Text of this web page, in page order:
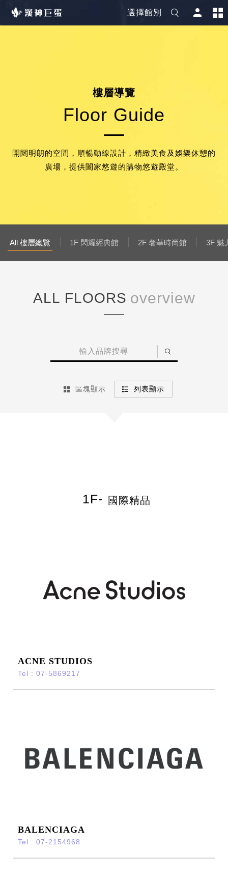
選擇館別
樓層導覽
Floor Guide
開闊明朗的空間，順暢動線設計，精緻美食及娛樂休憩的
廣場，提供闔家悠遊的購物悠遊殿堂。
All 樓層總覽 1F 閃耀經典館 2F 奢華時尚館 3F 魅
ALL FLOORS
區塊顯示 列表顯示
國際精品
ACNE STUDIOS
Tel : 07-5869217
BALENCIAGA
Tel : 07-2154968